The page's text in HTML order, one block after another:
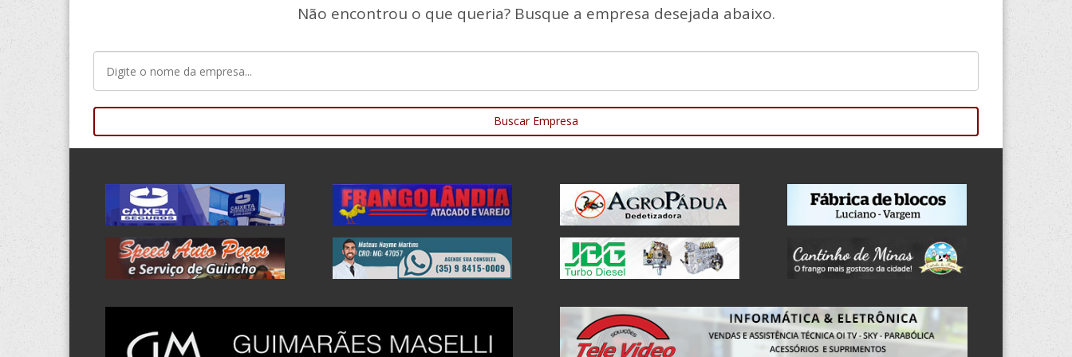
Não encontrou o que queria? Busque a empresa desejada abaixo.
Buscar Empresa